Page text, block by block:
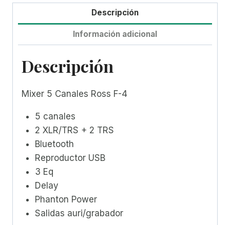
Descripción
Información adicional
Descripción
Mixer 5 Canales Ross F-4
5 canales
2 XLR/TRS + 2 TRS
Bluetooth
Reproductor USB
3 Eq
Delay
Phanton Power
Salidas auri/grabador